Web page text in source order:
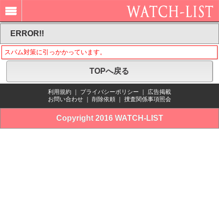
ERROR!!
スパム対策に引っかかっています。
TOPへ戻る
利用規約 プライバシーポリシー
広告掲載
お問い合わせ
削除依頼 捜査関係事項照会
Copyright 2016 WATCH-LIST